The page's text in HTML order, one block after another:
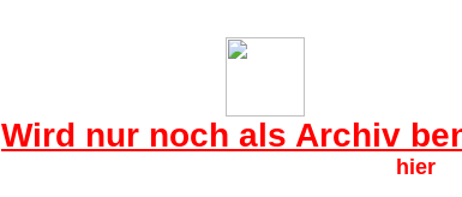
Wird nur noch als Archiv
hier